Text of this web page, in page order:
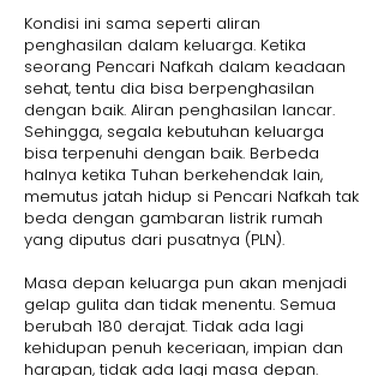
Kondisi ini sama seperti aliran
penghasilan dalam keluarga. Ketika
seorang Pencari Nafkah dalam keadaan
sehat, tentu dia bisa berpenghasilan
dengan baik. Aliran penghasilan lancar.
Sehingga, segala kebutuhan keluarga
bisa terpenuhi dengan baik. Berbeda
halnya ketika Tuhan berkehendak lain,
memutus jatah hidup si Pencari Nafkah tak
beda dengan gambaran listrik rumah
yang diputus dari pusatnya (PLN).
Masa depan keluarga pun akan menjadi
gelap gulita dan tidak menentu. Semua
berubah 180 derajat. Tidak ada lagi
kehidupan penuh keceriaan, impian dan
harapan, tidak ada lagi masa depan.